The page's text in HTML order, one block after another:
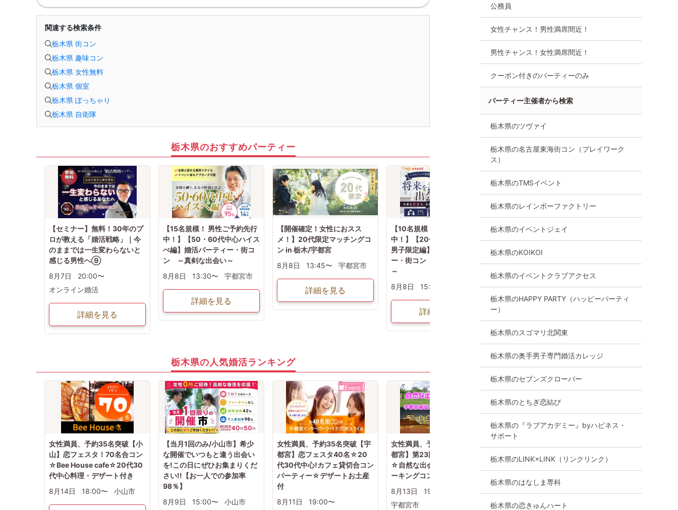
よう募集・運営します。
＜新規募集対象＞
・女性：30〜45歳
・男性：33〜48歳かつ士業・公務員・正社員のいずれか
・男女共通：病気療養中の方は全快後にご参加ください。
＜おことわり＞
※開催案内（中止連絡含む）は初回開始15分前までにお送りします。
る方に限ります（EEA等を含む海外からの利用不可）。
※自治体連携時やリピート参加される場合、参加条件が異なることがあり
※イベント中の連絡先交換は禁止です（交換はお見合い成立後、運営を通
関連する検索条件
栃木県 街コン
栃木県 趣味コン
栃木県 女性無料
栃木県 個室
栃木県 ぽっちゃり
栃木県 自衛隊
栃木県のおすすめパーティー
【セミナー】無料！30年のプ
ロが教える「婚活戦略」｜今
のままでは一生変わらないと
感じる男性へ⑨
8月7日
20:00〜
オンライン婚活
詳細を見る
【15名規模！ 男性ご予約先行
中！】【50・60代中心ハイス
ぺ編】婚活パーティー・街コ
ン ～真剣な出会い～
8月8日
13:30〜 宇都宮市
詳細を見る
【開催確定！女性におスス
メ！】20代限定マッチングコ
ン in 栃木/宇都宮
8月8日
13:45〜 宇都宮市
詳細を見る
【10名規模！ 男性ご予約先行
中！】【20代限定×ハイスペ
男子限定編】婚活パーティ
ー・街コン ～真剣な出会い
～
8月8日
15:15〜
詳細を見る
【初心者向け☆】まもなく！
完売間近！！男性・女性残り
僅か！！Bigチャンス！！【雰
プレミアム街コンン
8月8日
16:00〜 宇都宮市
山】大人の魅力
栃木県の人気婚活ランキング
女性満員、予約35名突破【小
山】恋フェスタ！70名合コン
☆Bee House cafe☆20代30
代中心料理・デザート付き
8月14日
18:00〜 小山市
【当月1回のみ/小山市】希少
な開催でいつもと違う出会い
を!この日にぜひお集まりくだ
さい!!【お一人での参加率
98％】
8月9日
15:00〜 小山市
女性満員、予約35名突破【宇
都宮】恋フェスタ40名☆20
代30代中心!カフェ貸切合コン
パーティー☆デザートお土産
付
8月11日
19:00〜
女性満員、予約15名突破【宇
都宮】第23回 宇都宮城址公園
☆自然な出会い！ナイトウォ
ーキングコン♪
8月13日
19:00〜
宇都宮市
コン☆フラワーパークで出会
えるお食事付き合コンパーテ
公務員
女性チャンス！男性満席間近！
男性チャンス！女性満席間近！
クーポン付きのパーティーのみ
パーティー主催者から検索
栃木県のツヴァイ
栃木県の名古屋東海街コン（プレイワーク
ス）
栃木県のTMSイベント
栃木県のレインボーファクトリー
栃木県のイベントジェイ
栃木県のKOIKOI
栃木県のイベントクラブアクセス
栃木県のHAPPY PARTY（ハッピーパーティ
ー）
栃木県のスゴマリ北関東
栃木県の奥手男子専門婚活カレッジ
栃木県のセブンズクローバー
栃木県のとちぎ恋結び
栃木県の『ラブアカデミー』byハピネス・
サポート
栃木県のLINK×LINK（リンクリンク）
栃木県のはなしま専科
栃木県の恋きゅんハート